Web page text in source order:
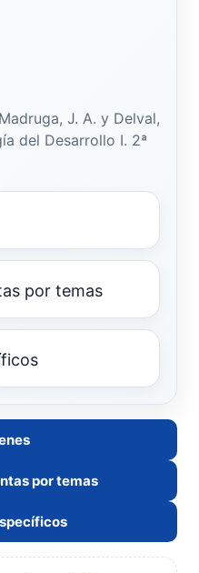
J. A. y Delval,
del Desarrollo I. 2ª
por temas
por temas